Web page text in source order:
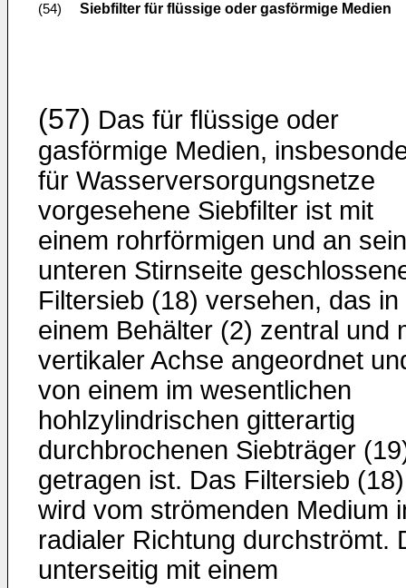
(54) Siebfilter für flüssige oder gasförmige Medien
(57) Das für flüssige oder
gasförmige Medien,
für Wasserversorgungsnetze
vorgesehene Siebfilter ist mit
einem rohrförmigen und an
unteren Stirnseite
Filtersieb (18) versehen, das in
einem Behälter (2) zentral und
vertikaler Achse angeordnet
von einem im wesentlichen
hohlzylindrischen gitterartig
durchbrochenen Siebträger
getragen ist. Das Filtersieb (18)
wird vom strömenden Medium
radialer Richtung durchströmt.
unterseitig mit einem